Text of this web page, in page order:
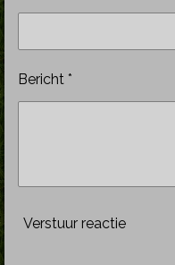
Bericht *
Verstuur reactie